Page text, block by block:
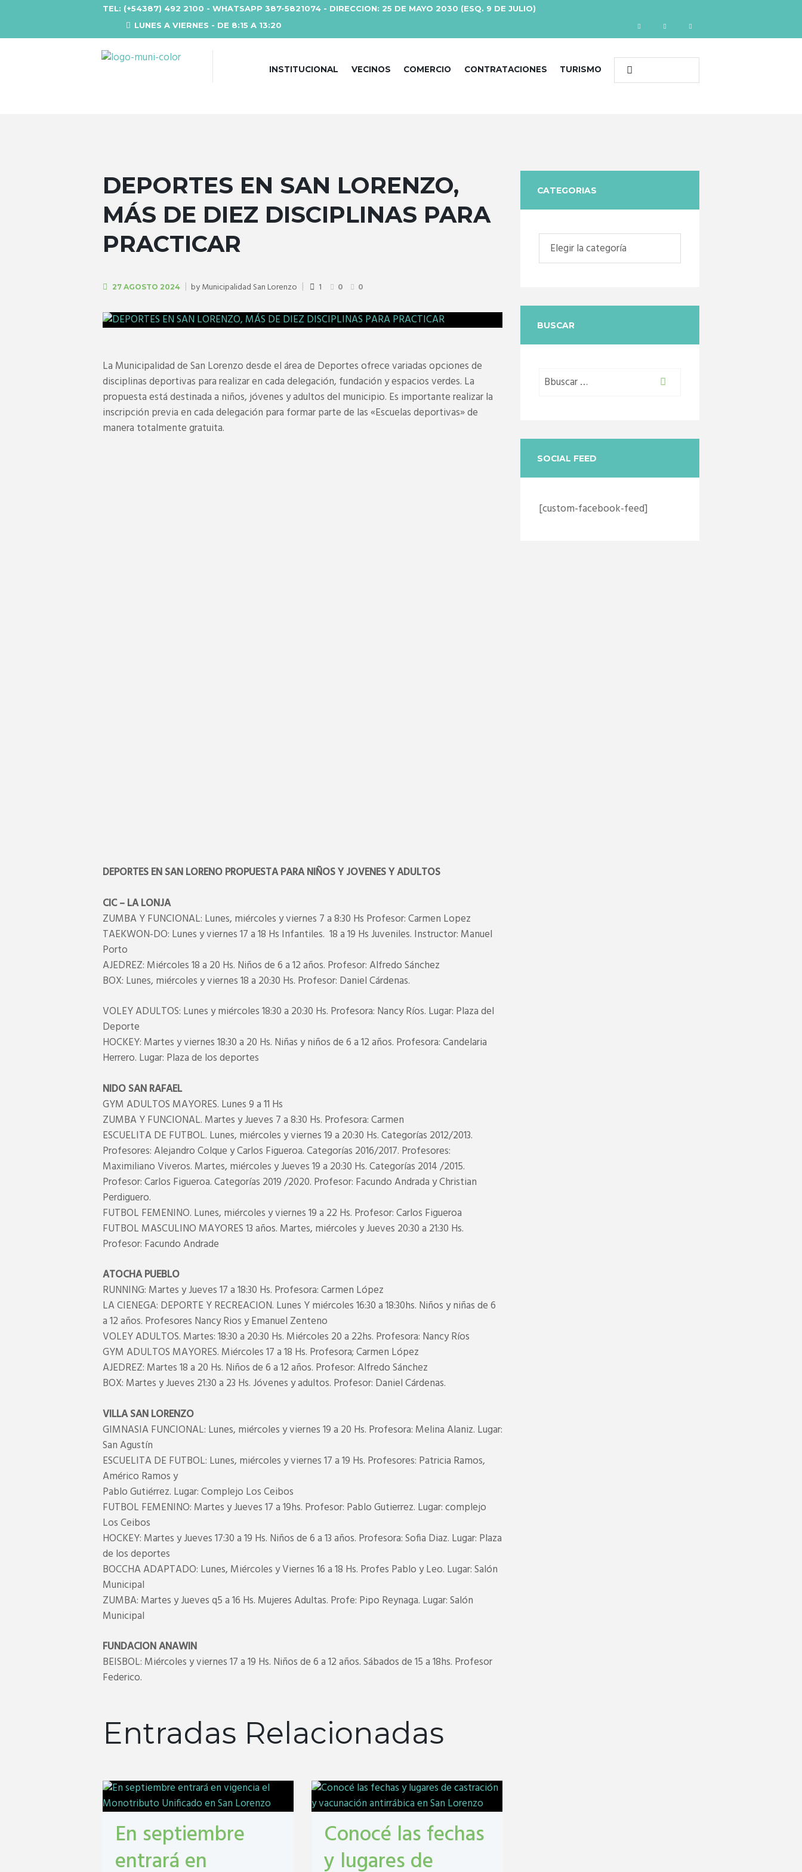
TEL: (+54387) 492 2100 - WHATSAPP 387-5821074 - DIRECCION: 25 DE MAYO 2030 (ESQ. 9 DE JULIO)
LUNES A VIERNES - DE 8:15 A 13:20
INSTITUCIONAL VECINOS COMERCIO CONTRATACIONES TURISMO
DEPORTES EN SAN LORENZO,
MÁS DE DIEZ DISCIPLINAS PARA
PRACTICAR
27 AGOSTO 2024 byMunicipalidad San Lorenzo 1 0 0
La Municipalidad de San Lorenzo desde el área de Deportes ofrece variadas opciones de
disciplinas deportivas para realizar en cada delegación, fundación y espacios verdes. La
propuesta está destinada a niños, jóvenes y adultos del municipio. Es importante realizar la
inscripción previa en cada delegación para formar parte de las «Escuelas deportivas» de
manera totalmente gratuita.
DEPORTES EN SAN LORENO PROPUESTA PARA NIÑOS Y JOVENES Y ADULTOS
CIC – LA LONJA
ZUMBA Y FUNCIONAL: Lunes, miércoles y viernes 7 a 8:30 Hs Profesor: Carmen Lopez
TAEKWON-DO: Lunes y viernes 17 a 18 Hs Infantiles. 18 a 19 Hs Juveniles. Instructor: Manuel
Porto
AJEDREZ: Miércoles 18 a 20 Hs. Niños de 6 a 12 años. Profesor: Alfredo Sánchez
BOX: Lunes, miércoles y viernes 18 a 20:30 Hs. Profesor: Daniel Cárdenas.
VOLEY ADULTOS: Lunes y miércoles 18:30 a 20:30 Hs. Profesora: Nancy Ríos. Lugar: Plaza del
Deporte
HOCKEY: Martes y viernes 18:30 a 20 Hs. Niñas y niños de 6 a 12 años. Profesora: Candelaria
Herrero. Lugar: Plaza de los deportes
NIDO SAN RAFAEL
GYM ADULTOS MAYORES. Lunes 9 a 11 Hs
ZUMBA Y FUNCIONAL. Martes y Jueves 7 a 8:30 Hs. Profesora: Carmen
ESCUELITA DE FUTBOL. Lunes, miércoles y viernes 19 a 20:30 Hs. Categorías 2012/2013.
Profesores: Alejandro Colque y Carlos Figueroa. Categorías 2016/2017. Profesores:
Maximiliano Viveros. Martes, miércoles y Jueves 19 a 20:30 Hs. Categorías 2014 /2015.
Profesor: Carlos Figueroa. Categorías 2019 /2020. Profesor: Facundo Andrada y Christian
Perdiguero.
FUTBOL FEMENINO. Lunes, miércoles y viernes 19 a 22 Hs. Profesor: Carlos Figueroa
FUTBOL MASCULINO MAYORES 13 años. Martes, miércoles y Jueves 20:30 a 21:30 Hs.
Profesor: Facundo Andrade
ATOCHA PUEBLO
RUNNING: Martes y Jueves 17 a 18:30 Hs. Profesora: Carmen López
LA CIENEGA: DEPORTE Y RECREACION. Lunes Y miércoles 16:30 a 18:30hs. Niños y niñas de 6
a 12 años. Profesores Nancy Rios y Emanuel Zenteno
VOLEY ADULTOS. Martes: 18:30 a 20:30 Hs. Miércoles 20 a 22hs. Profesora: Nancy Ríos
GYM ADULTOS MAYORES. Miércoles 17 a 18 Hs. Profesora; Carmen López
AJEDREZ: Martes 18 a 20 Hs. Niños de 6 a 12 años. Profesor: Alfredo Sánchez
BOX: Martes y Jueves 21:30 a 23 Hs. Jóvenes y adultos. Profesor: Daniel Cárdenas.
VILLA SAN LORENZO
GIMNASIA FUNCIONAL: Lunes, miércoles y viernes 19 a 20 Hs. Profesora: Melina Alaniz. Lugar:
San Agustín
ESCUELITA DE FUTBOL: Lunes, miércoles y viernes 17 a 19 Hs. Profesores: Patricia Ramos,
Américo Ramos y
Pablo Gutiérrez. Lugar: Complejo Los Ceibos
FUTBOL FEMENINO: Martes y Jueves 17 a 19hs. Profesor: Pablo Gutierrez. Lugar: complejo
Los Ceibos
HOCKEY: Martes y Jueves 17:30 a 19 Hs. Niños de 6 a 13 años. Profesora: Sofia Diaz. Lugar: Plaza
de los deportes
BOCCHA ADAPTADO: Lunes, Miércoles y Viernes 16 a 18 Hs. Profes Pablo y Leo. Lugar: Salón
Municipal
ZUMBA: Martes y Jueves q5 a 16 Hs. Mujeres Adultas. Profe: Pipo Reynaga. Lugar: Salón
Municipal
FUNDACION ANAWIN
BEISBOL: Miércoles y viernes 17 a 19 Hs. Niños de 6 a 12 años. Sábados de 15 a 18hs. Profesor
Federico.
Entradas Relacionadas
En septiembre
entrará en
Conocé las fechas
y lugares de
CATEGORIAS
Categorias
BUSCAR
SOCIAL FEED
[custom-facebook-feed]